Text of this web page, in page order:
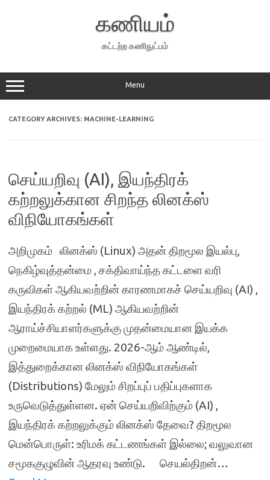
கணியம்
கட்டற்ற கணிநுட்பம்
Menu
CATEGORY ARCHIVES: MACHINE-LEARNING
செய்யறிவு (AI), இயந்திரக்
கற்றலுக்கான சிறந்த லினக்ஸ்
விநியோகங்கள்
அறிமுகம் லினக்ஸ் (Linux) அதன் திறமூல இயல்பு,
நெகிழ்வுத்தன்மை , சக்திவாய்ந்த கட்டளை வரி
கருவிகள் ஆகியவற்றின் காரணமாகச் செய்யறிவு (AI) ,
இயந்திரக் கற்றல் (ML) ஆகியவற்றின்
ஆராய்ச்சியாளர்களுக்கு முதன்மையான இயக்க
முறைமையாக உள்ளது. 2026-ஆம் ஆண்டில்,
இத்துறைக்கான லினக்ஸ் விநியோகங்கள்
(Distributions) மேலும் சிறப்புப் பதிப்புகளாக
உருவெடுத்துள்ளன. ஏன் செய்யறிவிற்கும் (AI) ,
இயந்திரக் கற்றலுக்கும் லினக்ஸ் தேவை? திறமூல
மென்பொருள்: உரிமக் கட்டணங்கள் இல்லை; வலுவான
சமூககுழுவின் ஆதரவு உண்டு. செயல்திறன்…